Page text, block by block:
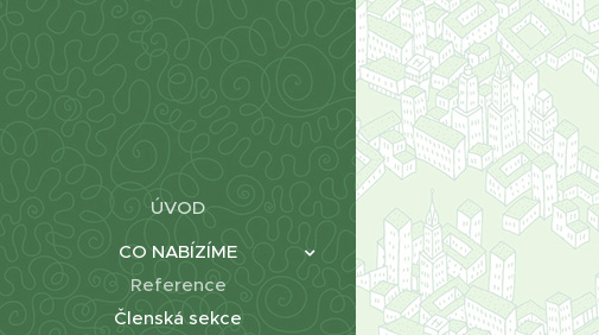
ÚVOD
CO NABÍZÍME
Reference
Členská sekce